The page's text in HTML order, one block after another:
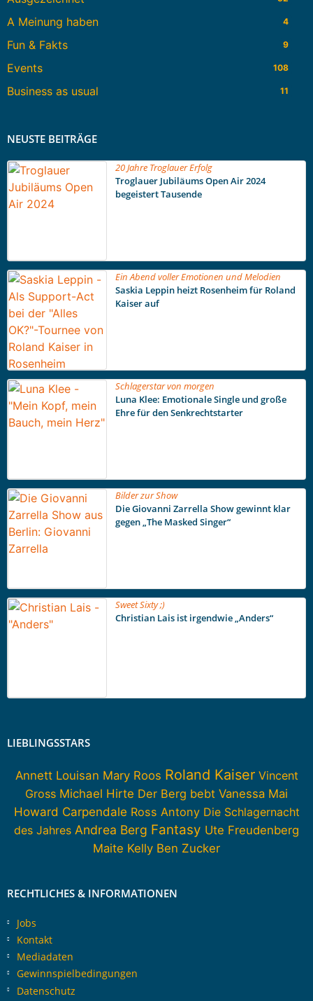
A Meinung haben 4
Fun & Fakts 9
Events 108
Business as usual 11
NEUSTE BEITRÄGE
20 Jahre Troglauer Erfolg
Troglauer Jubiläums Open Air 2024
begeistert Tausende
Ein Abend voller Emotionen und Melodien
Saskia Leppin heizt Rosenheim für Roland
Kaiser auf
Schlagerstar von morgen
Luna Klee: Emotionale Single und große
Ehre für den Senkrechtstarter
Bilder zur Show
Die Giovanni Zarrella Show gewinnt klar
gegen „The Masked Singer“
Sweet Sixty ;)
Christian Lais ist irgendwie „Anders“
LIEBLINGSSTARS
Annett Louisan Mary Roos Roland Kaiser Vincent
Gross Michael Hirte Der Berg bebt Vanessa Mai
Howard Carpendale Ross Antony Die Schlagernacht
des Jahres Andrea Berg Fantasy Ute Freudenberg
Maite Kelly Ben Zucker
RECHTLICHES & INFORMATIONEN
Jobs
Kontakt
Mediadaten
Gewinnspielbedingungen
Datenschutz